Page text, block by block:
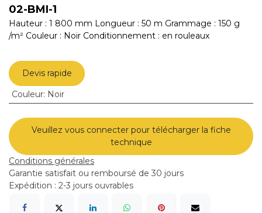
02-BMI-1
Hauteur : 1 800 mm Longueur : 50 m Grammage : 150 g
/m² Couleur : Noir Conditionnement : en rouleaux
Devis rapide
Couleur: Noir
Veuillez vous connecter pour télécharger la fiche
technique
Conditions générales
Garantie satisfait ou remboursé de 30 jours
Expédition : 2-3 jours ouvrables